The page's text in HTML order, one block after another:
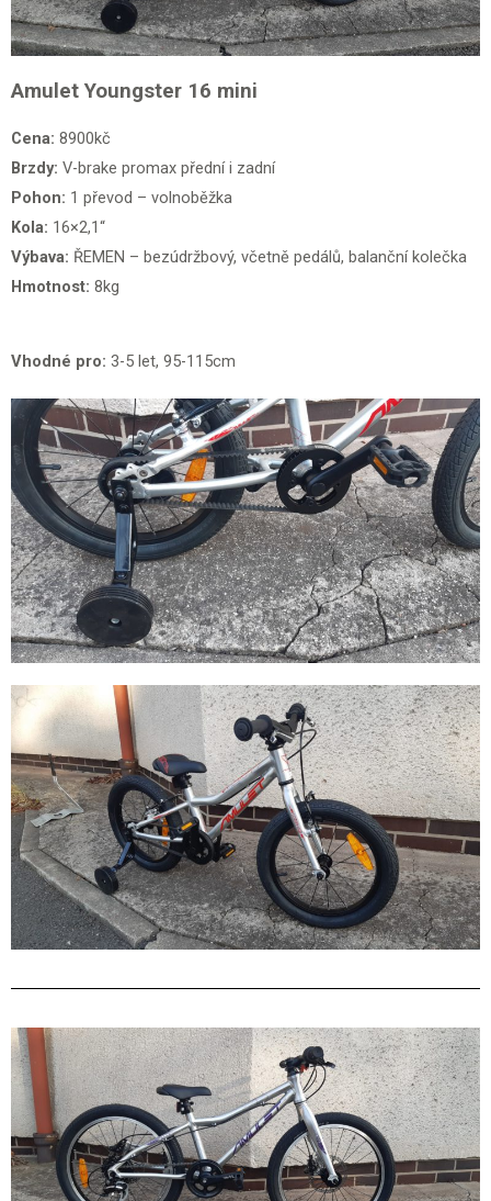
Amulet Youngster 16 mini
Cena: 8900kč
Brzdy: V-brake promax přední i zadní
Pohon: 1 převod – volnoběžka
Kola: 16×2,1“
Výbava: ŘEMEN – bezúdržbový, včetně pedálů, balanční kolečka
Hmotnost: 8kg
Vhodné pro: 3-5 let, 95-115cm